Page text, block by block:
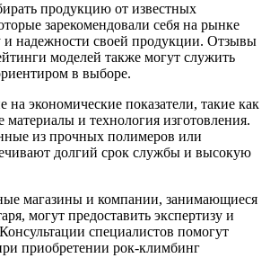
продукцию от известных
зарекомендовали себя на рынке
и надежности своей продукции. Отзывы
моделей также могут служить
в выборе.
на экономические показатели, такие как
и технология изготовления.
из прочных полимеров или
долгий срок службы и высокую
магазины и компании, занимающиеся
могут предоставить экспертизу и
специалистов помогут
приобретении рок-климбинг